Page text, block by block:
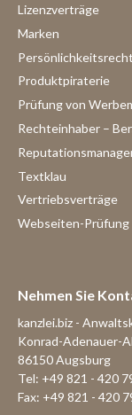
Lizenzverträge
Marken
Produktpiraterie
Prüfung von
Rechteinhaber –
Textklau
Vertriebsverträge
Webseiten-Prüfung
Nehmen Sie
kanzlei.biz -
Konrad-Adenauer-
86150 Augsburg
Tel: +49 821 - 420
Fax: +49 821 - 420